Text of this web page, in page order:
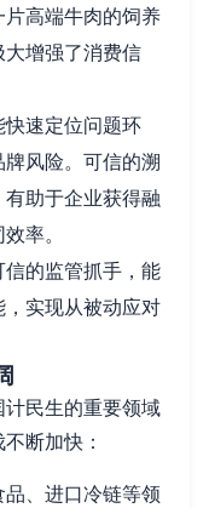
高端牛肉的饲养
增强了消费信
快速定位问题环
风险。可信的溯
助于企业获得融
率。
信的监管抓手，能
实现从被动应对
民生的重要领域
断加快：
品、进口冷链等领